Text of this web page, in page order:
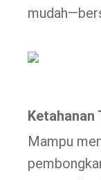
Ketahanan
Mampu